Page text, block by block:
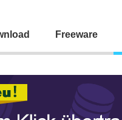
Freeware